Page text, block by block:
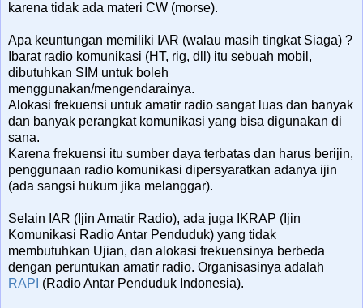
karena tidak ada materi CW (morse).
Apa keuntungan memiliki IAR (walau masih tingkat Siaga) ?
Ibarat radio komunikasi (HT, rig, dll) itu sebuah mobil,
dibutuhkan SIM untuk boleh
menggunakan/mengendarainya.
Alokasi frekuensi untuk amatir radio sangat luas dan banyak
dan banyak perangkat komunikasi yang bisa digunakan di
sana.
Karena frekuensi itu sumber daya terbatas dan harus berijin,
penggunaan radio komunikasi dipersyaratkan adanya ijin
(ada sangsi hukum jika melanggar).
Selain IAR (Ijin Amatir Radio), ada juga IKRAP (Ijin
Komunikasi Radio Antar Penduduk) yang tidak
membutuhkan Ujian, dan alokasi frekuensinya berbeda
dengan peruntukan amatir radio. Organisasinya adalah
RAPI (Radio Antar Penduduk Indonesia).